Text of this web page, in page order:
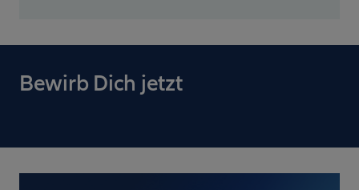
Bewirb Dich jetzt